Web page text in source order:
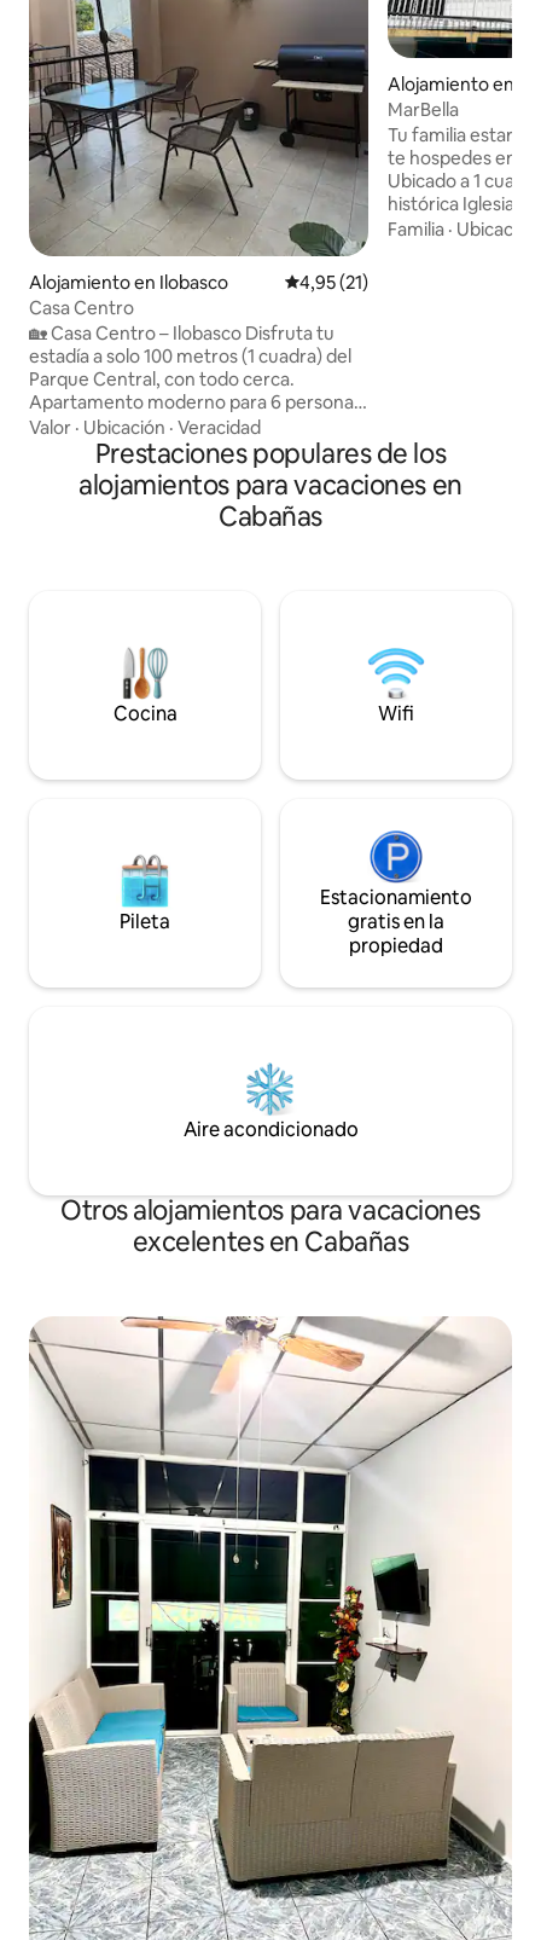
Alojamiento en Ilobasco Calificación promedio: 4,95 de
4,95 (21)
Casa Centro
🏡 Casa Centro – Ilobasco Disfruta tu
estadía a solo 100 metros (1 cuadra) del
Parque Central, con todo cerca.
Apartamento moderno para 6 personas
con 3 habitaciones con A/C (una con 2
camas), 2 balcones (en cada habitación),
sala con Netflix y WiFi, cocina totalmente
equipada y centro de lavado y secado.
Terraza privada con barbacoa ideal para
Valor · Ubicación · Veracidad
Alojamiento en
MarBella
Tu familia estará
te hospedes en
Ubicado a 1
histórica Iglesia
como Pollo
Familia · Ubicación
Prestaciones populares de los
alojamientos para vacaciones en
Cabañas
Cocina Wifi
Pileta
Estacionamiento
gratis en la
propiedad
Aire acondicionado
Otros alojamientos para vacaciones
excelentes en Cabañas